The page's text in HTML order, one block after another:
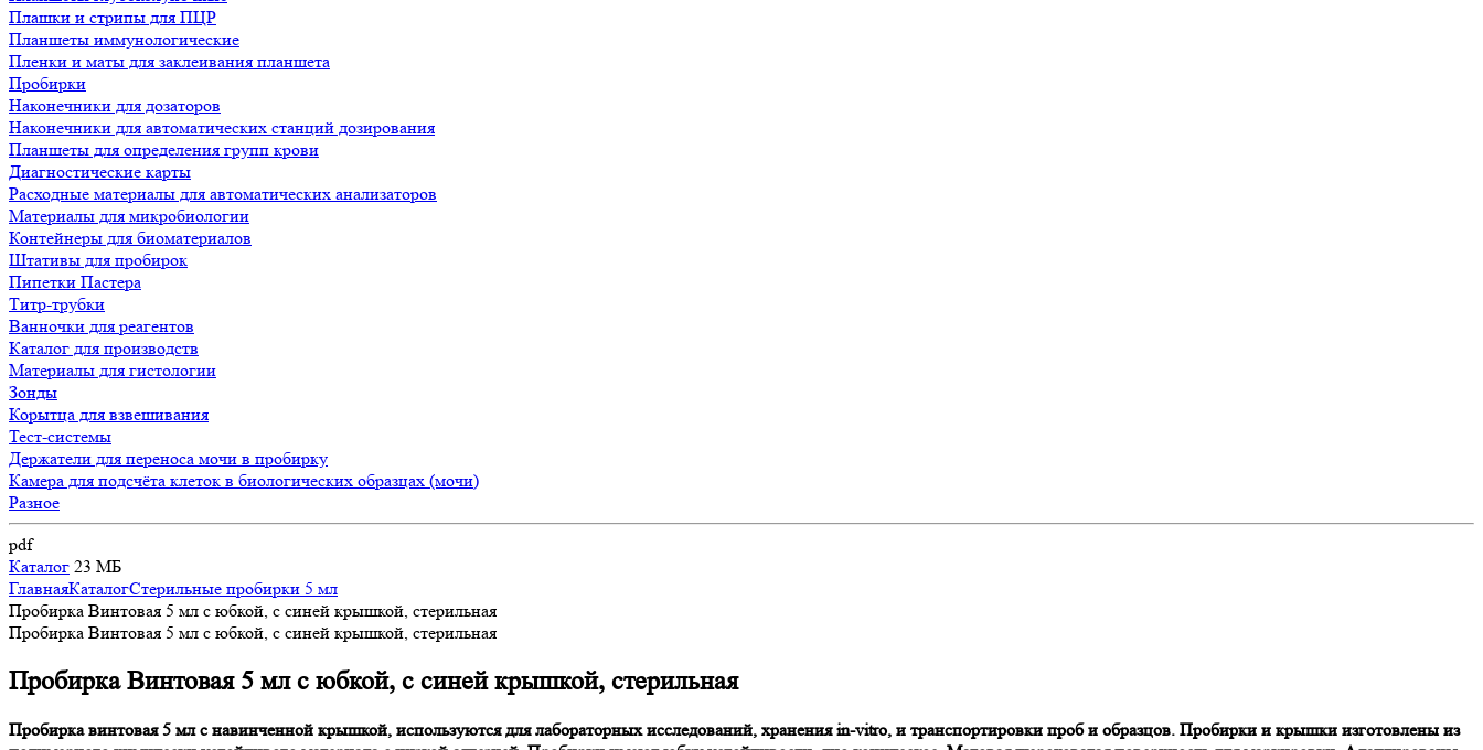
Плашки и стрипы для ПЦР
Планшеты иммунологические
Пленки и маты для заклеивания планшета
Пробирки
Наконечники для дозаторов
Наконечники для автоматических станций дозирования
Планшеты для определения групп крови
Диагностические карты
Расходные материалы для автоматических анализаторов
Материалы для микробиологии
Контейнеры для биоматериалов
Штативы для пробирок
Пипетки Пастера
Титр-трубки
Ванночки для реагентов
Каталог для производств
Материалы для гистологии
Зонды
Корытца для взвешивания
Тест-системы
Держатели для переноса мочи в пробирку
Камера для подсчёта клеток в биологических образцах (мочи)
Разное
pdf
Каталог 23 МБ
ГлавнаяКаталогСтерильные пробирки 5 мл
Пробирка Винтовая 5 мл с юбкой, c синей крышкой, стерильная
Пробирка Винтовая 5 мл с юбкой, c синей крышкой, стерильная
Пробирка Винтовая 5 мл с юбкой, c синей крышкой, стерильная
Пробирка винтовая 5 мл с навинченной крышкой, используются для лабораторных исследований, хранения in-vitro, и транспортировки проб и образцов. Пробирки и крышки изготовлены из